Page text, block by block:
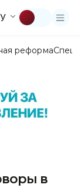
реформа
в